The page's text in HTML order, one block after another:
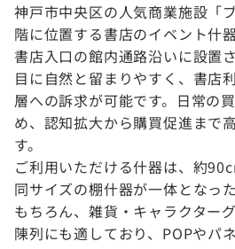
神戸市中央区の人気商業施設「
階に位置する書店のイベント什器
書店入口の館内通路沿いに設置
目に自然と留まりやすく、書店
層への訴求が可能です。日常の
め、認知拡大から購買促進まで
す。
ご利用いただける什器は、約
同サイズの棚什器が一体となっ
もちろん、雑貨・キャラクター
陳列にも適しており、POPやパ